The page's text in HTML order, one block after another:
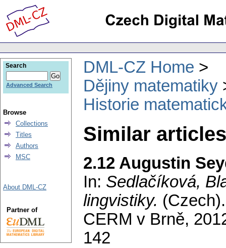
DML-CZ Home
Dějiny matematiky
Historie
Similar
2.12 Augustin
In: Sedlačíková,
lingvistiky. (Czech).
CERM v Brně,
142
Search
Advanced Search
Browse
Collections
Titles
Authors
MSC
About DML-CZ
Partner of